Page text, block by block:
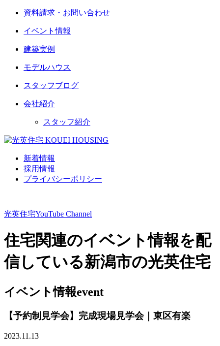
資料請求・お問い合わせ
イベント情報
建築実例
モデルハウス
スタッフブログ
会社紹介
スタッフ紹介
新着情報
採用情報
プライバシーポリシー
光英住宅YouTube Channel
住宅関連のイベント情報を配
信している新潟市の光英住宅
イベント情報event
【予約制見学会】完成現場見学会｜東区有楽
2023.11.13